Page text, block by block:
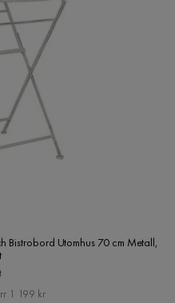
Utomhus 70 cm Metall,
1 199 kr